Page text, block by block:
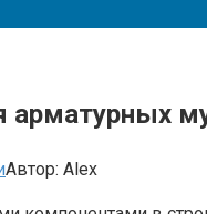
арматурных
Автор: Alex